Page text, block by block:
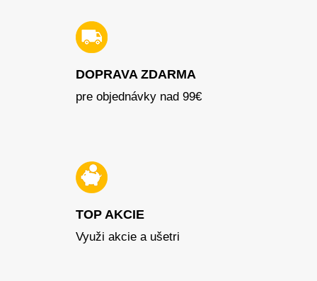
DOPRAVA ZDARMA
pre objednávky nad 99€
TOP AKCIE
Využi akcie a ušetri